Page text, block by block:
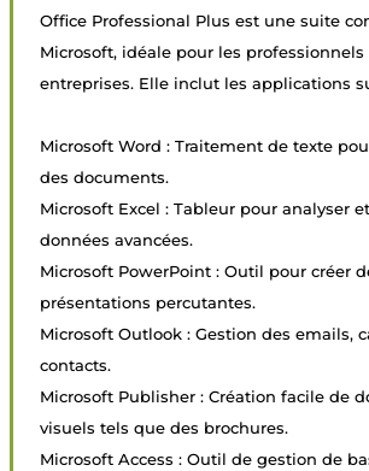
Office Professional Plus est une suite
Microsoft, idéale pour les professionnels
entreprises. Elle inclut les applications
Microsoft Word : Traitement de texte
des documents.
Microsoft Excel : Tableur pour analyser
données avancées.
Microsoft PowerPoint : Outil pour créer
présentations percutantes.
Microsoft Outlook : Gestion des emails,
contacts.
Microsoft Publisher : Création facile de
visuels tels que des brochures.
Microsoft Access : Outil de gestion de